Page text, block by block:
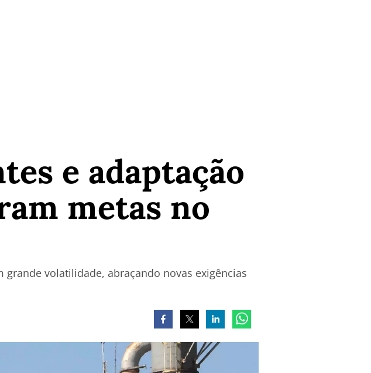
e adaptação
metas no
volatilidade, abraçando novas exigências